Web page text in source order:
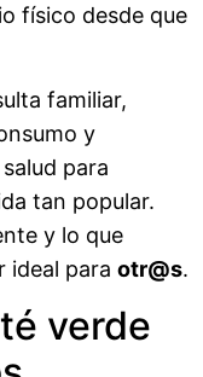
físico desde que
familiar,
y
para
tan popular.
y lo que
ideal para otr@s.
verde